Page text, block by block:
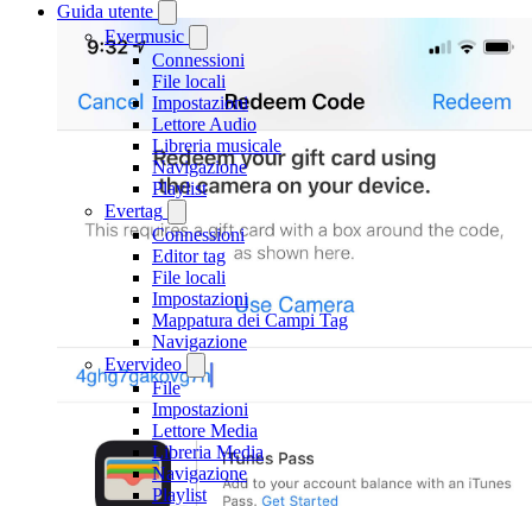
Guida utente
Evermusic
Connessioni
File locali
Impostazioni
Lettore Audio
Libreria musicale
Navigazione
Playlist
Evertag
Connessioni
Editor tag
File locali
Impostazioni
Mappatura dei Campi Tag
Navigazione
Evervideo
File
Impostazioni
Lettore Media
Libreria Media
Navigazione
Playlist